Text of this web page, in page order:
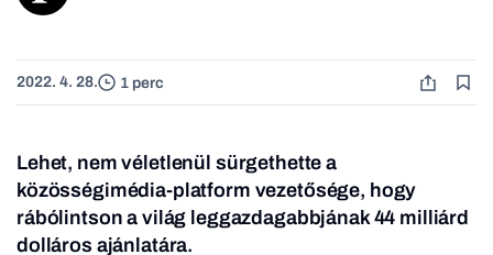
2022. 4. 28. 1 perc
Lehet, nem véletlenül sürgethette a
közösségimédia-platform vezetősége, hogy
rábólintson a világ leggazdagabbjának 44 milliárd
dolláros ajánlatára.